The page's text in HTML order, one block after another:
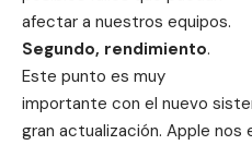
afectar a nuestros equipos.
Segundo, rendimiento.
Este punto es muy
importante con el nuevo
gran actualización. Apple nos